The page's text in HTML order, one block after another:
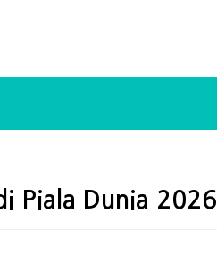
Piala Dunia 2026